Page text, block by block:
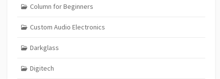
Column for Beginners
Custom Audio Electronics
Darkglass
Digitech